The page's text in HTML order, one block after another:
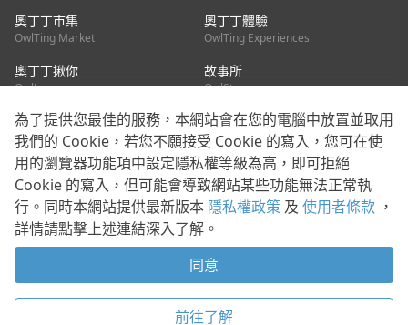
奧丁丁市集
OwlTing Market
奧丁丁體驗
OwlTing Experiences
奧丁丁揪你
OwlJourney
故事所
OwlStay
聯絡我們
客服信箱：mediapartner@owlting.com
服務信箱 / 廣告洽詢：info_owlnews@owlting.com
媒體合作 / 新聞稿提供：mediapartner@owlting.com
本平台之內容符合第三方智慧財產權規範，若有疑慮歡迎來信告
使用者條款 隱私權政策 Cookie 政策
為了提供您最佳的服務，本網站會在您的電腦中放置並取用
我們的 Cookie，若您不願接受 Cookie 的寫入，您可在使
用的瀏覽器功能項中設定隱私權等級為高，即可拒絕
Cookie 的寫入，但可能會導致網站某些功能無法正常執
行。同時本網站提供最新版本 隱私權政策 及 使用者條款 ，
詳情請點擊上述連結深入了解。
同意
前往了解